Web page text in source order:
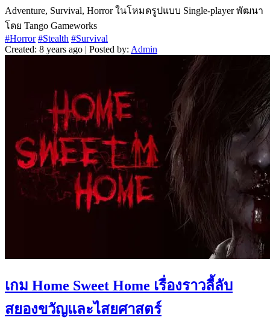
Adventure, Survival, Horror ในโหมดรูปแบบ Single-player พัฒนา
โดย Tango Gameworks
#Horror #Stealth #Survival
Created: 8 years ago | Posted by: Admin
เกม Home Sweet Home เรื่องราวลี้ลับ
สยองขวัญและไสยศาสตร์